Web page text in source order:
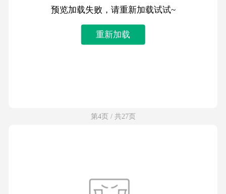
预览加载失败，请重新加载试试~
重新加载
第4页 / 共27页